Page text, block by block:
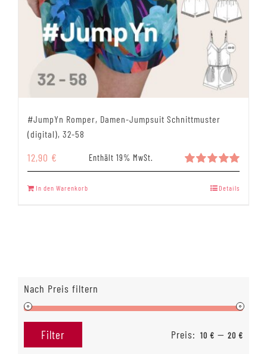
#JumpYn Romper, Damen-Jumpsuit Schnittmuster
(digital), 32-58
Bewertet
5.00
12,90 € Enthält 19% MwSt.
In den Warenkorb Details
Nach Preis filtern
Filter Preis: 10 € — 20 €